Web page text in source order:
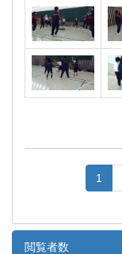
1
閲覧者数